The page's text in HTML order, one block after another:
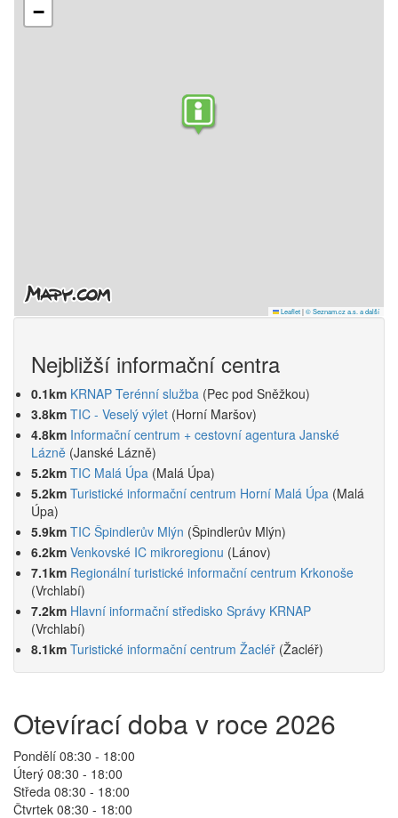
−
Leaflet|© Seznam.cz a.s. a další
Nejbližší informační centra
0.1km KRNAP Terénní služba (Pec pod Sněžkou)
3.8km TIC - Veselý výlet (Horní Maršov)
4.8km Informační centrum + cestovní agentura Janské
Lázně (Janské Lázně)
5.2km TIC Malá Úpa (Malá Úpa)
5.2km Turistické informační centrum Horní Malá Úpa (Malá
Úpa)
5.9km TIC Špindlerův Mlýn (Špindlerův Mlýn)
6.2km Venkovské IC mikroregionu (Lánov)
7.1km Regionální turistické informační centrum Krkonoše
(Vrchlabí)
7.2km Hlavní informační středisko Správy KRNAP
(Vrchlabí)
8.1km Turistické informační centrum Žacléř (Žacléř)
Otevírací doba v roce 2026
Pondělí 08:30 - 18:00
Úterý 08:30 - 18:00
Středa 08:30 - 18:00
Čtvrtek 08:30 - 18:00